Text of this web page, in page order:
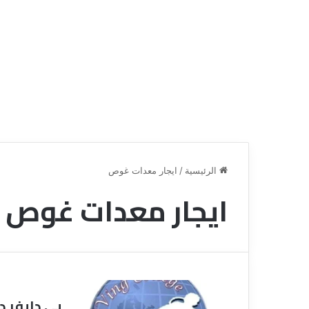
الرئيسية / ايجار معدات غوص
ايجار معدات غوص
ق
ن
ة
س